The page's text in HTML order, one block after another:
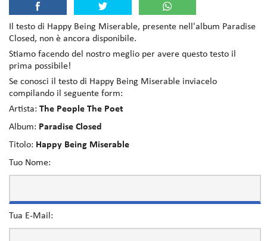
Il testo di Happy Being Miserable, presente nell'album Paradise
Closed, non è ancora disponibile.
Stiamo facendo del nostro meglio per avere questo testo il
prima possibile!
Se conosci il testo di Happy Being Miserable inviacelo
compilando il seguente form:
Artista: The People The Poet
Album: Paradise Closed
Titolo: Happy Being Miserable
Tuo Nome:
Tua E-Mail: